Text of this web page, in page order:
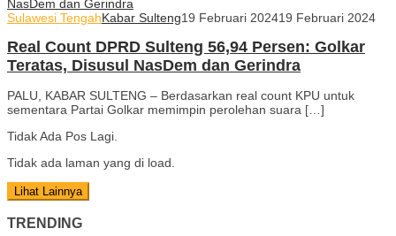
Sulawesi TengahKabar Sulteng19 Februari 202419 Februari 2024
Real Count DPRD Sulteng 56,94 Persen: Golkar
Teratas, Disusul NasDem dan Gerindra
PALU, KABAR SULTENG – Berdasarkan real count KPU untuk
sementara Partai Golkar memimpin perolehan suara […]
Tidak Ada Pos Lagi.
Tidak ada laman yang di load.
Lihat Lainnya
TRENDING